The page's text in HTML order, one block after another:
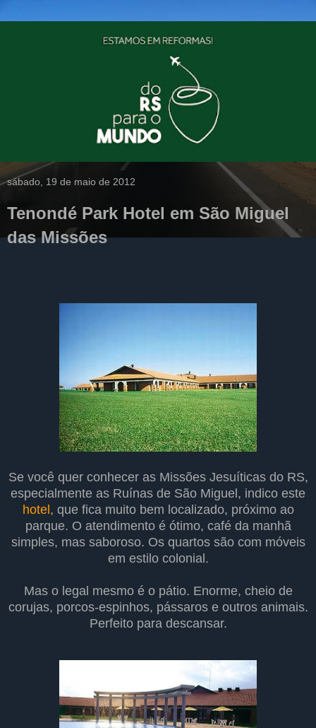
sábado, 19 de maio de 2012
Tenondé Park Hotel em São Miguel
das Missões
Se você quer conhecer as Missões Jesuíticas do RS,
especialmente as Ruínas de São Miguel, indico este
hotel , que fica muito bem localizado, próximo ao
parque. O atendimento é ótimo, café da manhã
simples, mas saboroso. Os quartos são com móveis
em estilo colonial.
Mas o legal mesmo é o pátio. Enorme, cheio de
corujas, porcos-espinhos, pássaros e outros animais.
Perfeito para descansar.